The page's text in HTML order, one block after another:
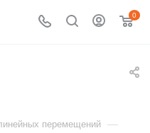
0
перемещений —